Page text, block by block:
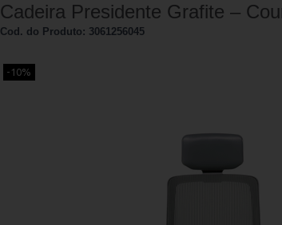
Cadeira Presidente Grafite –
Cod. do Produto: 3061256045
-10%